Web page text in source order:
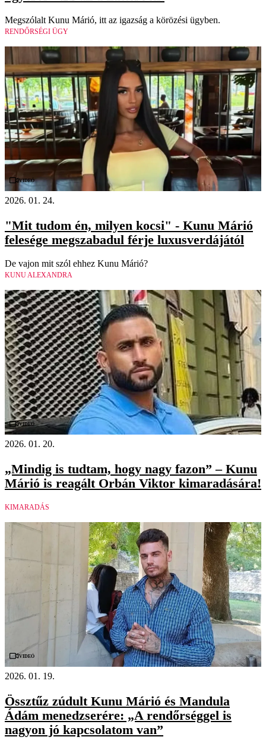
Megszólalt Kunu Márió, itt az igazság a körözési ügyben.
RENDŐRSÉGI ÜGY
Videó
2026. 01. 24.
"Mit tudom én, milyen kocsi" - Kunu Márió
felesége megszabadul férje luxusverdájától
De vajon mit szól ehhez Kunu Márió?
KUNU ALEXANDRA
Videó
2026. 01. 20.
„Mindig is tudtam, hogy nagy fazon” – Kunu
Márió is reagált Orbán Viktor kimaradására!
KIMARADÁS
Videó
2026. 01. 19.
Össztűz zúdult Kunu Márió és Mandula
Ádám menedzserére: „A rendőrséggel is
nagyon jó kapcsolatom van”